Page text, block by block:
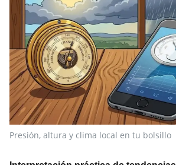
Presión, altura y clima local en tu bolsillo